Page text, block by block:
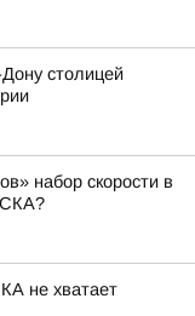
столицей
набор скорости в
не хватает